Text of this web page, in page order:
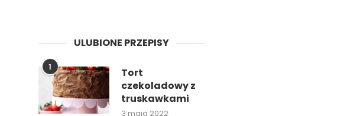
ULUBIONE PRZEPISY
1
Tort
czekoladowy z
truskawkami
3 maja 2022